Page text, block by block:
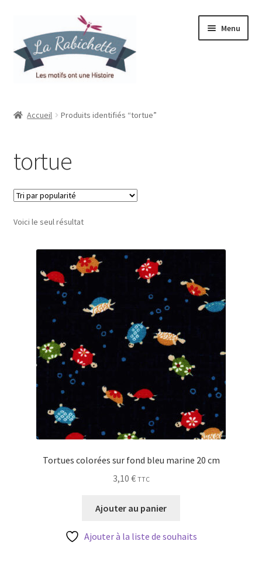
la
navigation
contenu
Menu
Ma liste de souhaits
Mon espace
Mon compte
Panier
My Account
Wishlist
Paiement
Plan du site
Possibilité de retrait gratuit
Accueil Produits identifiés “tortue”
tortue
Voici le seul résultat
Tortues colorées sur fond bleu marine 20 cm
3,10 € TTC
Ajouter au panier
Ajouter à la liste de souhaits